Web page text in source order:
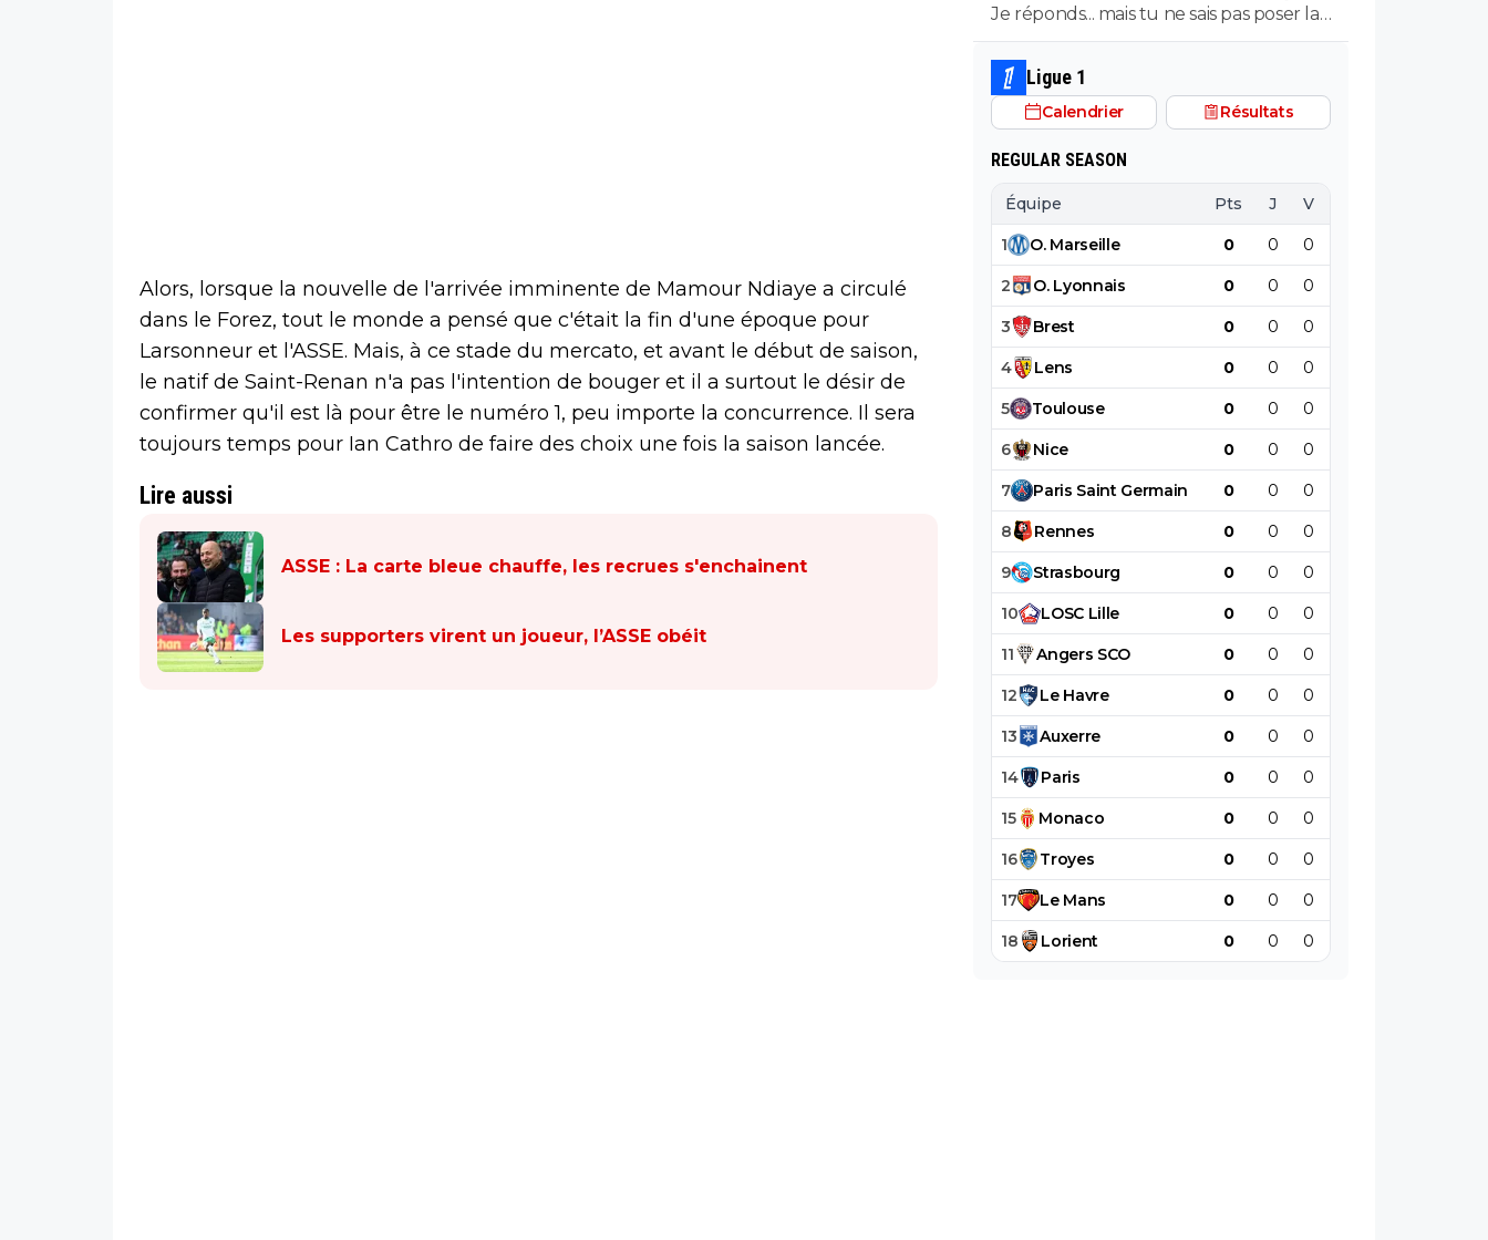
Alors, lorsque la nouvelle de l'arrivée imminente de Mamour Ndiaye a circulé
dans le Forez, tout le monde a pensé que c'était la fin d'une époque pour
Larsonneur et l'ASSE. Mais, à ce stade du mercato, et avant le début de saison,
le natif de Saint-Renan n'a pas l'intention de bouger et il a surtout le désir de
confirmer qu'il est là pour être le numéro 1, peu importe la concurrence. Il sera
toujours temps pour Ian Cathro de faire des choix une fois la saison lancée.
Lire aussi
ASSE : La carte bleue chauffe, les recrues s'enchainent
Les supporters virent un joueur, l’ASSE obéit
valser à l'OL
Je réponds... mais tu ne sais pas poser la
moindre question. ^^
Ligue 1
Calendrier Résultats
REGULAR SEASON
Équipe Pts J V
1 O. Marseille 0 0 0
2 O. Lyonnais 0 0 0
3 Brest 0 0 0
4 Lens 0 0 0
5 Toulouse 0 0 0
6 Nice 0 0 0
7 Paris Saint Germain 0 0 0
8 Rennes 0 0 0
9 Strasbourg 0 0 0
10 LOSC Lille 0 0 0
11 Angers SCO 0 0 0
12 Le Havre 0 0 0
13 Auxerre 0 0 0
14 Paris 0 0 0
15 Monaco 0 0 0
16 Troyes 0 0 0
17 Le Mans 0 0 0
18 Lorient 0 0 0